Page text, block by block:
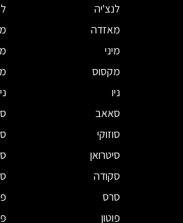
לנצ'יה
מאזדה
מיני
מקסוס
ניו
סאאב
סוזוקי
סיטרואן
סקודה
סרס
פוטון